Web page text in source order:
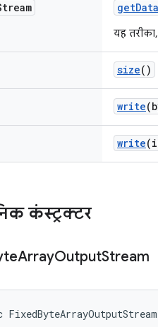
getData
यह
size()
write
write
कंस्ट्रक्टर
ArrayOutputStream